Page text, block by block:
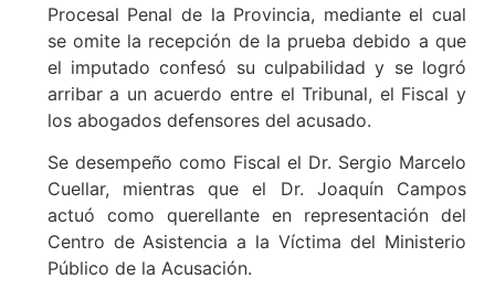
Procesal Penal de la Provincia, mediante el cual
se omite la recepción de la prueba debido a que
el imputado confesó su culpabilidad y se logró
arribar a un acuerdo entre el Tribunal, el Fiscal y
los abogados defensores del acusado.
Se desempeño como Fiscal el Dr. Sergio Marcelo
Cuellar, mientras que el Dr. Joaquín Campos
actuó como querellante en representación del
Centro de Asistencia a la Víctima del Ministerio
Público de la Acusación.